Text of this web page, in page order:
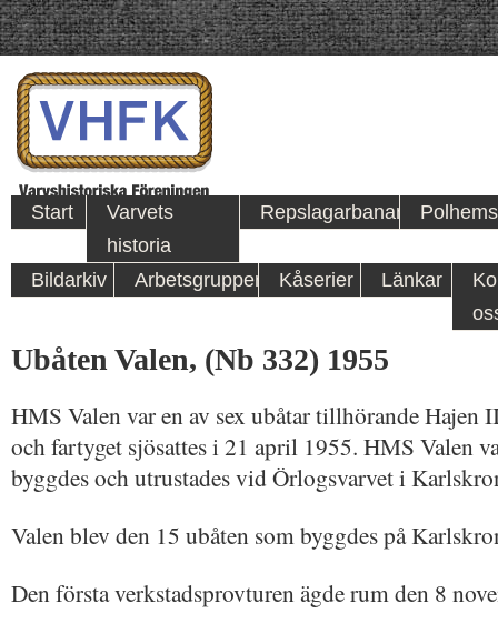
Start
Varvets
historia
Repslagarbanan
Bildarkiv Arbetsgrupper Kåserier Länkar
Ubåten Valen, (Nb 332) 1955
HMS Valen var en av sex ubåtar tillhörande Hajen
och fartyget sjösattes i 21 april 1955. HMS Valen
byggdes och utrustades vid Örlogsvarvet i
Valen blev den 15 ubåten som byggdes på
Den första verkstadsprovturen ägde rum den 8